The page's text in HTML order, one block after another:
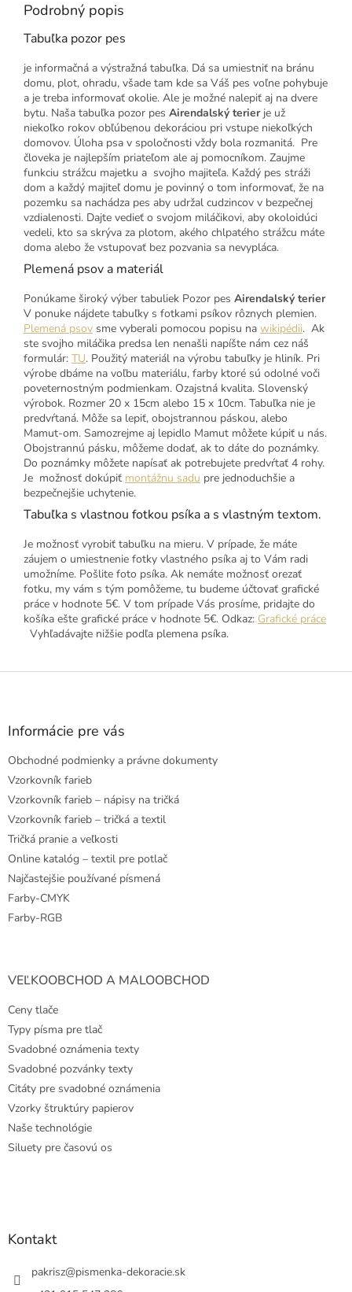
Podrobný popis
Tabuľka pozor pes
je informačná a výstražná tabuľka. Dá sa umiestniť na bránu
domu, plot, ohradu, všade tam kde sa Váš pes voľne pohybuje
a je treba informovať okolie. Ale je možné nalepiť aj na dvere
bytu. Naša tabuľka pozor pes Airendalský terier je už
niekoľko rokov obľúbenou dekoráciou pri vstupe niekoľkých
domovov. Úloha psa v spoločnosti vždy bola rozmanitá. Pre
človeka je najlepším priateľom ale aj pomocníkom. Zaujme
funkciu strážcu majetku a svojho majiteľa. Každý pes stráži
dom a každý majiteľ domu je povinný o tom informovať, že na
pozemku sa nachádza pes aby udržal cudzincov v bezpečnej
vzdialenosti. Dajte vedieť o svojom miláčikovi, aby okoloidúci
vedeli, kto sa skrýva za plotom, akého chlpatého strážcu máte
doma alebo že vstupovať bez pozvania sa nevypláca.
Plemená psov a materiál
Ponúkame široký výber tabuliek Pozor pes Airendalský terier
V ponuke nájdete tabuľky s fotkami psíkov rôznych plemien.
Plemená psov sme vyberali pomocou popisu na wikipédii. Ak
ste svojho miláčika predsa len nenašli napíšte nám cez náš
formulár: TU. Použitý materiál na výrobu tabuľky je hliník. Pri
výrobe dbáme na voľbu materiálu, farby ktoré sú odolné voči
poveternostným podmienkam. Ozajstná kvalita. Slovenský
výrobok. Rozmer 20 x 15cm alebo 15 x 10cm. Tabuľka nie je
predvŕtaná. Môže sa lepiť, obojstrannou páskou, alebo
Mamut-om. Samozrejme aj lepidlo Mamut môžete kúpiť u nás.
Obojstrannú pásku, môžeme dodať, ak to dáte do poznámky.
Do poznámky môžete napísať ak potrebujete predvŕtať 4 rohy.
Je možnosť dokúpiť montážnu sadu pre jednoduchšie a
bezpečnejšie uchytenie.
Tabuľka s vlastnou fotkou psíka a s vlastným textom.
Je možnosť vyrobiť tabuľku na mieru. V prípade, že máte
záujem o umiestnenie fotky vlastného psíka aj to Vám radi
umožníme. Pošlite foto psíka. Ak nemáte možnosť orezať
fotku, my vám s tým pomôžeme, tu budeme účtovať grafické
práce v hodnote 5€. V tom prípade Vás prosíme, pridajte do
košíka ešte grafické práce v hodnote 5€. Odkaz: Grafické práce
Vyhľadávajte nižšie podľa plemena psíka.
Z
Informácie pre vás
Obchodné podmienky a právne dokumenty
Vzorkovník farieb
Vzorkovník farieb – nápisy na tričká
Vzorkovník farieb – tričká a textil
Tričká pranie a veľkosti
Online katalóg – textil pre potlač
Najčastejšie používané písmená
Farby-CMYK
Farby-RGB
VEĽKOOBCHOD A MALOOBCHOD
Ceny tlače
Typy písma pre tlač
Svadobné oznámenia texty
Svadobné pozvánky texty
Citáty pre svadobné oznámenia
Vzorky štruktúry papierov
Naše technológie
Siluety pre časovú os
Kontakt
pakrisz@pismenka-dekoracie.sk